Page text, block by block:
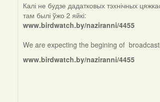
In
reply
to
by
Harrier
Калі не будзе дадатковых тэхнічных
там былі ўжо 2 яйкі:
www.birdwatch.by/naziranni/4455
We are expecting the begining of
www.birdwatch.by/naziranni/4455